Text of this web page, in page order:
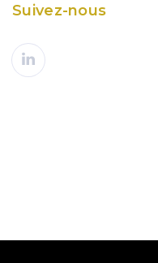
Suivez-nous